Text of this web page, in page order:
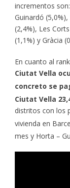
incrementos
Guinardó
(2,4%), Les
(1,1%) y Gràcia
En cuanto al
Ciutat Vella
concreto se
Ciutat Vella
distritos con los
vivienda en
mes y Horta –